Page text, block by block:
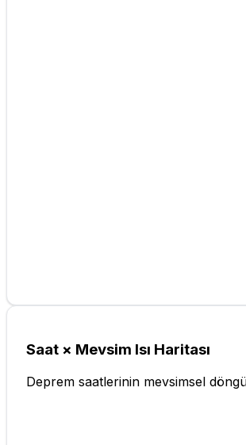
Saat × Mevsim Isı Haritası
Deprem saatlerinin mevsimsel